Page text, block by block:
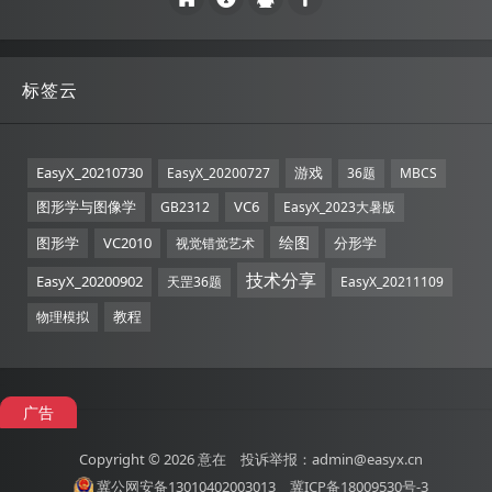
标签云
EasyX_20210730 EasyX_20200727 游戏 36题 MBCS
图形学与图像学 GB2312 VC6 EasyX_2023大暑版
图形学 VC2010 视觉错觉艺术 绘图
分形学
EasyX_20200902
天罡36题 技术分享
EasyX_20211109
物理模拟
教程
广告
Copyright © 2026意在 投诉举报：admin@easyx.cn
冀公网安备13010402003013
冀ICP备18009530号-3